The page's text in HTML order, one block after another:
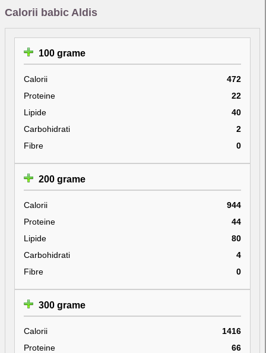
Calorii babic Aldis
100 grame
Calorii
472
Proteine
22
Lipide
40
Carbohidrati
2
Fibre
0
200 grame
Calorii
944
Proteine
44
Lipide
80
Carbohidrati
4
Fibre
0
300 grame
Calorii
1416
Proteine
66